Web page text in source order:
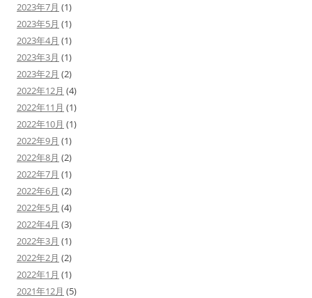
2023年7月 (1)
2023年5月 (1)
2023年4月 (1)
2023年3月 (1)
2023年2月 (2)
2022年12月 (4)
2022年11月 (1)
2022年10月 (1)
2022年9月 (1)
2022年8月 (2)
2022年7月 (1)
2022年6月 (2)
2022年5月 (4)
2022年4月 (3)
2022年3月 (1)
2022年2月 (2)
2022年1月 (1)
2021年12月 (5)